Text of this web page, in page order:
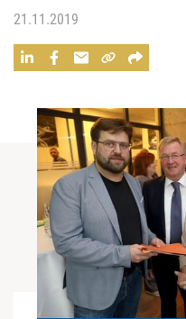
21.11.2019